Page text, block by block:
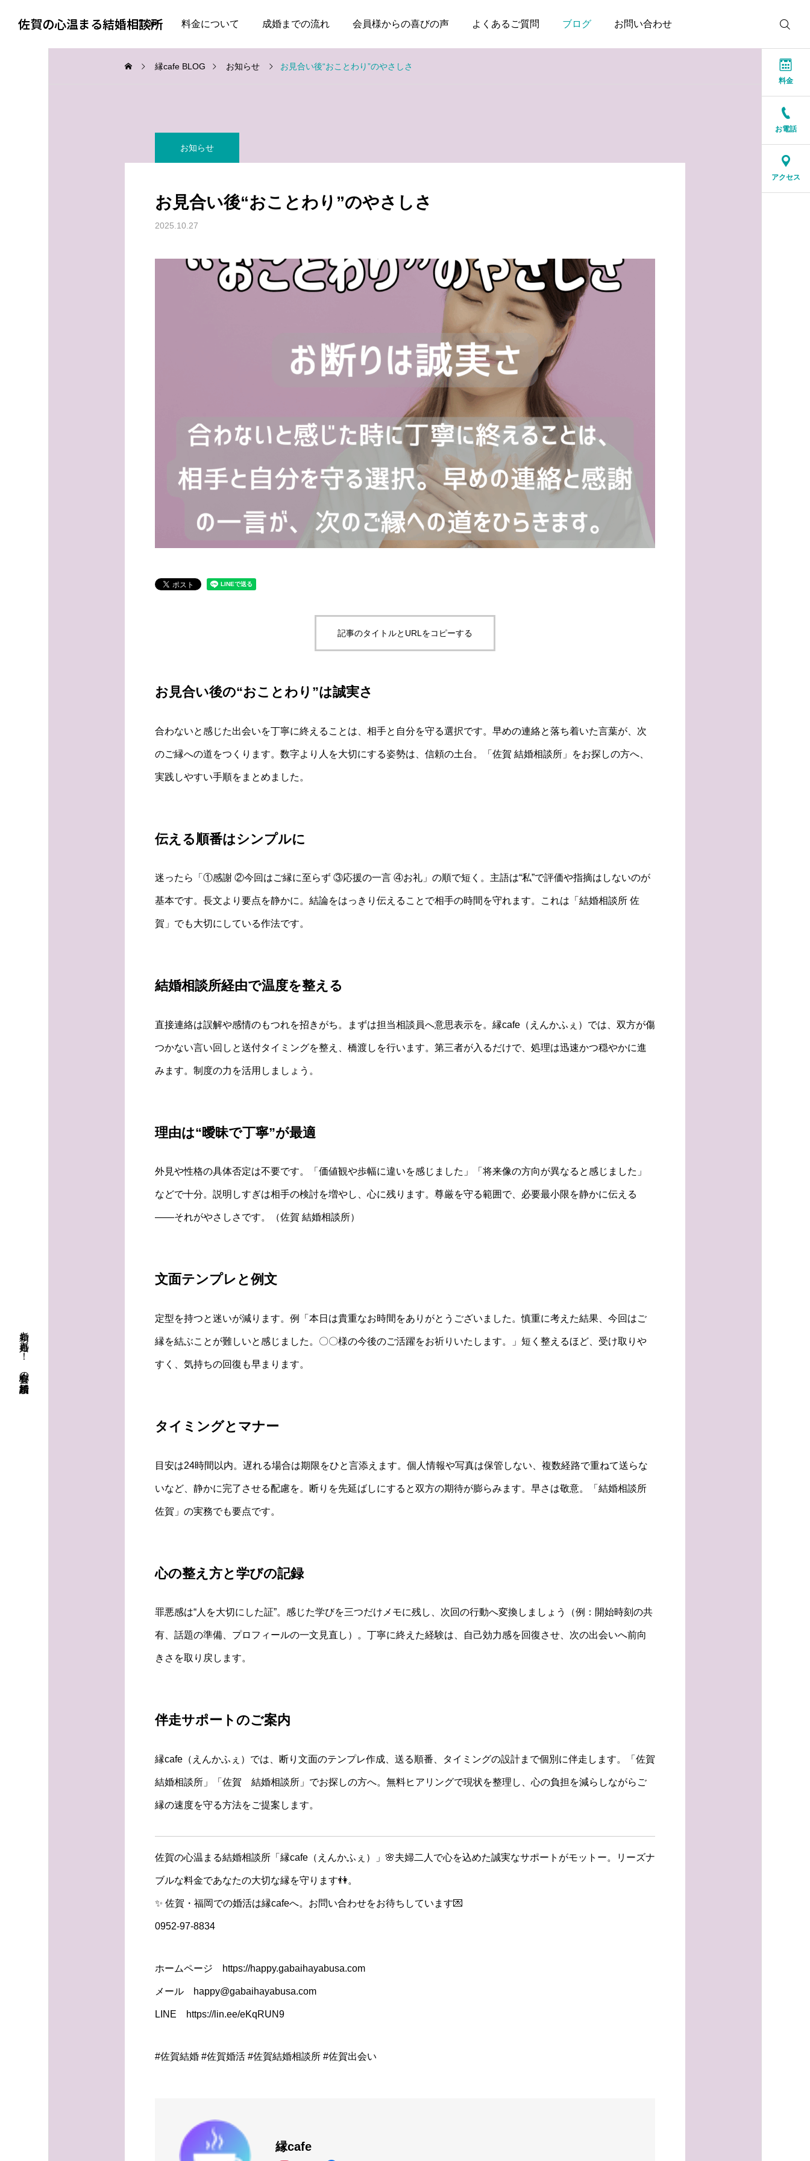
佐賀の心温まる結婚相談所
TOP 料金について 成婚までの流れ 会員様からの喜びの声 よくあるご質問 ブログ お問い合わせ
る
いい
結婚相談所に来る人は、
初婚も再婚も！ 安心料金の結婚相談所
料金
お電話
アクセス
縁cafe BLOG お知らせ お見合い後“おことわり”のやさしさ
お知らせ
お見合い後“おことわり”のやさしさ
2025.10.27
記事のタイトルとURLをコピーする
お見合い後の“おことわり”は誠実さ
合わないと感じた出会いを丁寧に終えることは、相手と自分を守る選択です。早めの連絡と落ち着いた言葉が、次
のご縁への道をつくります。数字より人を大切にする姿勢は、信頼の土台。「佐賀 結婚相談所」をお探しの方へ、
実践しやすい手順をまとめました。
伝える順番はシンプルに
迷ったら「①感謝 ②今回はご縁に至らず ③応援の一言 ④お礼」の順で短く。主語は“私”で評価や指摘はしないのが
基本です。長文より要点を静かに。結論をはっきり伝えることで相手の時間を守れます。これは「結婚相談所 佐
賀」でも大切にしている作法です。
結婚相談所経由で温度を整える
直接連絡は誤解や感情のもつれを招きがち。まずは担当相談員へ意思表示を。縁cafe（えんかふぇ）では、双方が傷
つかない言い回しと送付タイミングを整え、橋渡しを行います。第三者が入るだけで、処理は迅速かつ穏やかに進
みます。制度の力を活用しましょう。
理由は“曖昧で丁寧”が最適
外見や性格の具体否定は不要です。「価値観や歩幅に違いを感じました」「将来像の方向が異なると感じました」
などで十分。説明しすぎは相手の検討を増やし、心に残ります。尊厳を守る範囲で、必要最小限を静かに伝える
――それがやさしさです。（佐賀 結婚相談所）
文面テンプレと例文
定型を持つと迷いが減ります。例「本日は貴重なお時間をありがとうございました。慎重に考えた結果、今回はご
縁を結ぶことが難しいと感じました。〇〇様の今後のご活躍をお祈りいたします。」短く整えるほど、受け取りや
すく、気持ちの回復も早まります。
タイミングとマナー
目安は24時間以内。遅れる場合は期限をひと言添えます。個人情報や写真は保管しない、複数経路で重ねて送らな
いなど、静かに完了させる配慮を。断りを先延ばしにすると双方の期待が膨らみます。早さは敬意。「結婚相談所
佐賀」の実務でも要点です。
心の整え方と学びの記録
罪悪感は“人を大切にした証”。感じた学びを三つだけメモに残し、次回の行動へ変換しましょう（例：開始時刻の共
有、話題の準備、プロフィールの一文見直し）。丁寧に終えた経験は、自己効力感を回復させ、次の出会いへ前向
きさを取り戻します。
伴走サポートのご案内
縁cafe（えんかふぇ）では、断り文面のテンプレ作成、送る順番、タイミングの設計まで個別に伴走します。「佐賀
結婚相談所」「佐賀 結婚相談所」でお探しの方へ。無料ヒアリングで現状を整理し、心の負担を減らしながらご
縁の速度を守る方法をご提案します。
佐賀の心温まる結婚相談所「縁cafe（えんかふぇ）」🌸夫婦二人で心を込めた誠実なサポートがモットー。リーズナ
ブルな料金であなたの大切な縁を守ります👫。
✨ 佐賀・福岡での婚活は縁cafeへ。お問い合わせをお待ちしています💌
0952-97-8834
ホームページ https://happy.gabaihayabusa.com
メール happy@gabaihayabusa.com
LINE https://lin.ee/eKqRUN9
#佐賀結婚 #佐賀婚活 #佐賀結婚相談所 #佐賀出会い
縁cafe